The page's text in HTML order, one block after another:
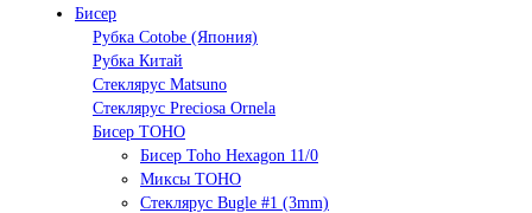
Бисер
Рубка Cotobe (Япония)
Рубка Китай
Стеклярус Matsuno
Стеклярус Preciosa Ornela
Бисер TOHO
Бисер Toho Hexagon 11/0
Миксы TOHO
Стеклярус Bugle #1 (3mm)